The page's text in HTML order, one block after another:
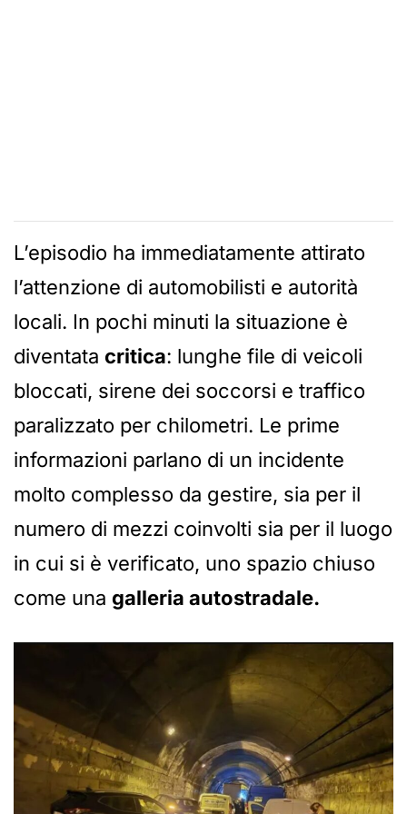
L’episodio ha immediatamente attirato
l’attenzione di automobilisti e autorità
locali. In pochi minuti la situazione è
diventata critica: lunghe file di veicoli
bloccati, sirene dei soccorsi e traffico
paralizzato per chilometri. Le prime
informazioni parlano di un incidente
molto complesso da gestire, sia per il
numero di mezzi coinvolti sia per il luogo
in cui si è verificato, uno spazio chiuso
come una galleria autostradale.